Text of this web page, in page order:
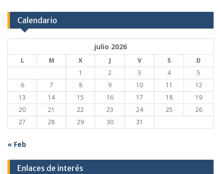
Calendario
julio 2026
L M X J V S
D
1
2 3 4
5
6
7 8 9 10 11
12
13
14 15 16 17 18
19
20
21 22 23 24 25
26
27
28 29 30 31
« Feb
Enlaces de interés